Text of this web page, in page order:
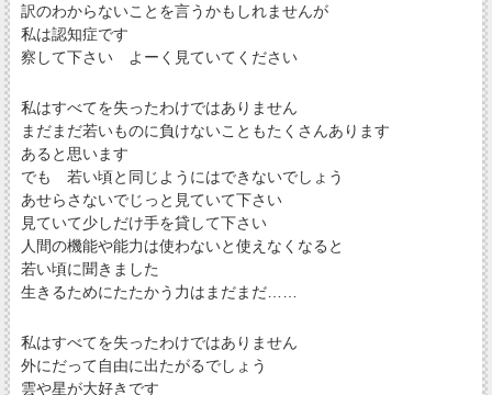
訳のわからないことを言うかもしれませんが
私は認知症です
察して下さい よーく見ていてください
私はすべてを失ったわけではありません
まだまだ若いものに負けないこともたくさんあります
あると思います
でも 若い頃と同じようにはできないでしょう
あせらさないでじっと見ていて下さい
見ていて少しだけ手を貸して下さい
人間の機能や能力は使わないと使えなくなると
若い頃に聞きました
生きるためにたたかう力はまだまだ……
私はすべてを失ったわけではありません
外にだって自由に出たがるでしょう
雲や星が大好きです